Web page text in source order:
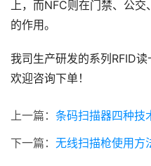
上，而NFC则在门禁、公
的作用。
我司生产研发的系列RFID读
欢迎咨询下单！
上一篇： 条码扫描器四种技
下一篇： 无线扫描枪使用方